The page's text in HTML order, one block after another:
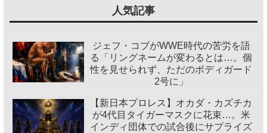
人気記事
ジェフ・コブがWWE時代の苦労を語
る「リングネームが変わるとは…。個
性を見せられず、ただのボディガード
2号に」
【新日本プロレス】オカダ・カズチカ
が4代目タイガーマスクに花束…。米
インディ団体での試合後にサプライズ